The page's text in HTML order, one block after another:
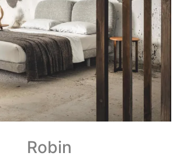
Robin